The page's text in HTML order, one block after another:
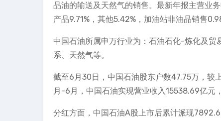
品油的输送及天然气的销售。最新年报主营业
产品9.71%，其他5.42%，加油站非油品销售
中国石油所属申万行业为：石油石化-炼化及
系、天然气等。
截至6月30日，中国石油股东户数47.75万，较
月-6月，中国石油实现营业收入15538.69亿元
分红方面，中国石油A股上市后累计派现